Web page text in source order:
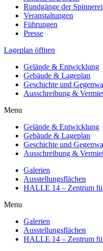
Rundgänge der
Veranstaltungen
Führungen
Presse
Lageplan öffnen
Gelände & Entwicklung
Gebäude & Lageplan
Geschichte und
Ausschreibung &
Menu
Gelände & Entwicklung
Gebäude & Lageplan
Geschichte und
Ausschreibung &
Galerien
Ausstellungsflächen
HALLE 14 – Zentrum
Menu
Galerien
Ausstellungsflächen
HALLE 14 – Zentrum